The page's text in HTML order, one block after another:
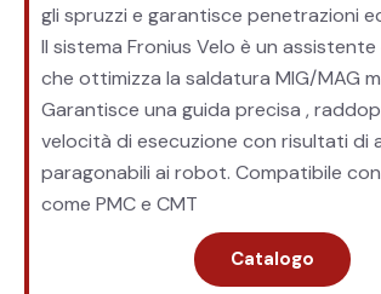
gli spruzzi e garantisce penetrazioni
Il sistema Fronius Velo è un
che ottimizza la saldatura MIG/MAG
Garantisce una guida precisa ,
velocità di esecuzione con risultati di
paragonabili ai robot. Compatibile
come PMC e CMT
Catalogo